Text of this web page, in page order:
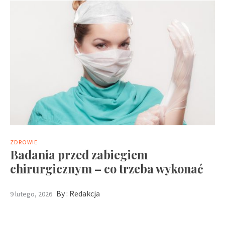
ZDROWIE
Badania przed zabiegiem
chirurgicznym – co trzeba wykonać
9 lutego, 2026 By : Redakcja